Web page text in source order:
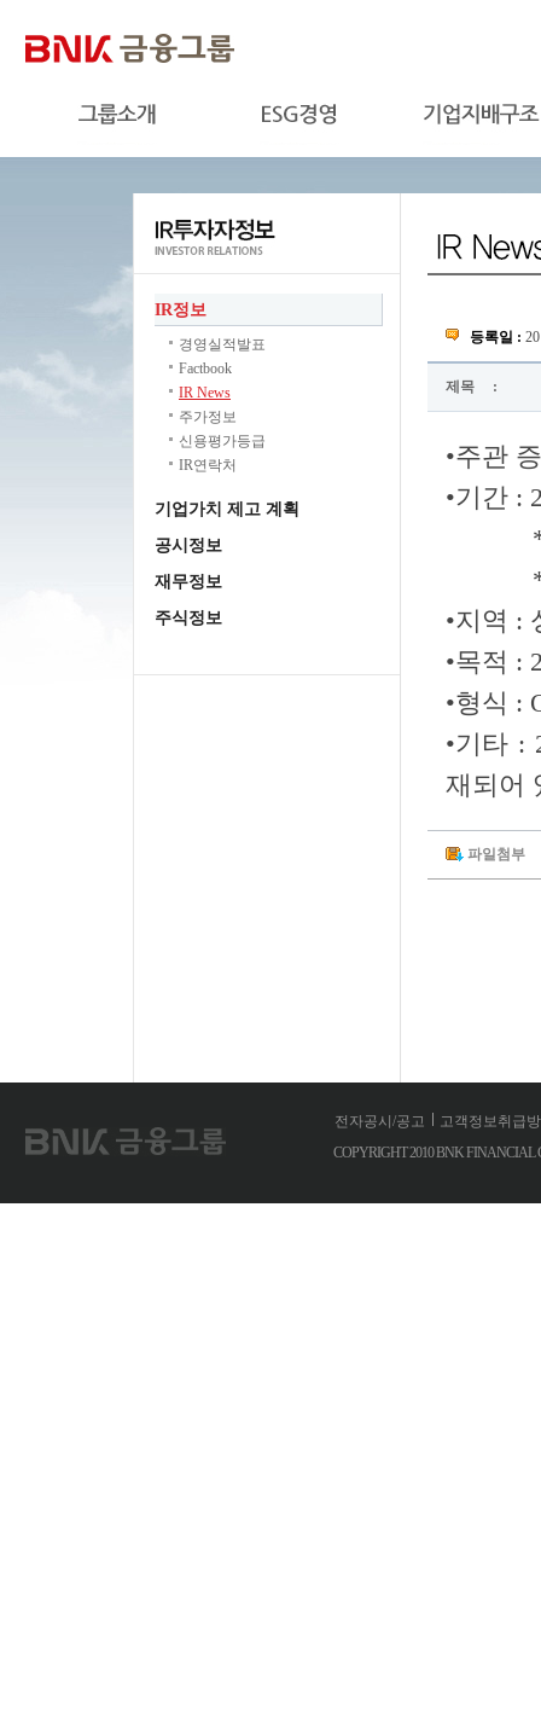
IR정보
경영실적발표
Factbook
IR News
주가정보
신용평가등급
IR연락처
기업가치 제고 계획
공시정보
재무정보
주식정보
등록일 :
제목 :
•주관
•기간 :
•지역 :
•목적 :
•형식 :
•기타 :
재되어
파일첨부
전자공시/공고
고객정보취급
COPYRIGHT 2010 BNK FINANCIAL